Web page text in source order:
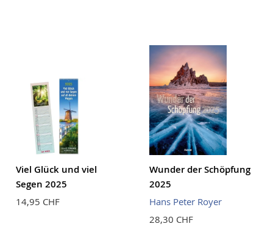
Viel Glück und viel
Segen 2025
14,95 CHF
Wunder der Schöpfung
2025
Hans Peter Royer
28,30 CHF